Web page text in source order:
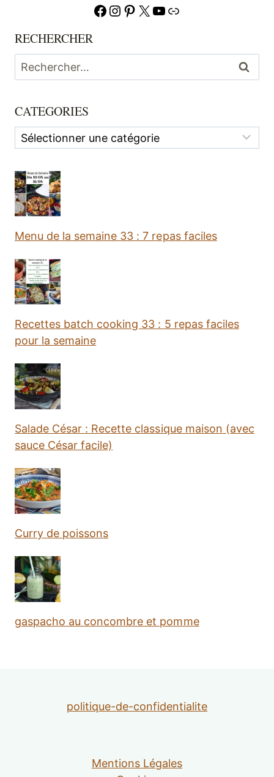
Facebook
Instagram
Pinterest
X YouTube
Lien
RECHERCHER
Rechercher :
CATEGORIES
Categories
Menu de la semaine 33 : 7 repas faciles
Recettes batch cooking 33 : 5 repas faciles
pour la semaine
Salade César : Recette classique maison (avec
sauce César facile)
Curry de poissons
gaspacho au concombre et pomme
politique-de-confidentialite
Mentions Légales